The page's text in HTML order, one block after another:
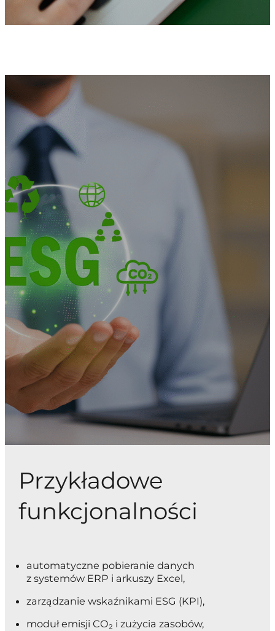
Przykładowe
funkcjonalności
automatyczne pobieranie danych
z systemów ERP i arkuszy Excel,
zarządzanie wskaźnikami ESG (KPI),
moduł emisji CO₂ i zużycia zasobów,